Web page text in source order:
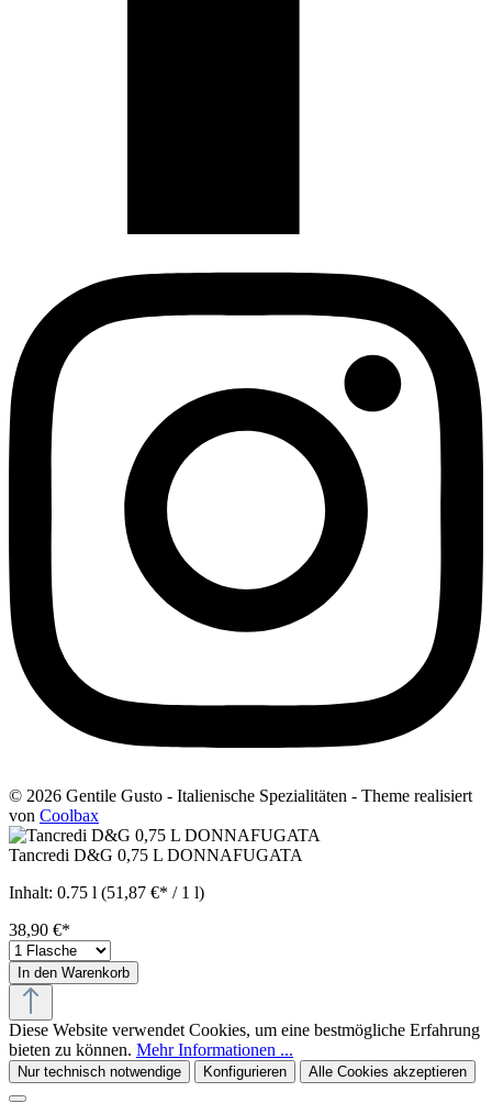
© 2026 Gentile Gusto - Italienische Spezialitäten - Theme realisiert
von Coolbax
Tancredi D&G 0,75 L DONNAFUGATA
Inhalt: 0.75 l (51,87 €* / 1 l)
38,90 €*
In den Warenkorb
Diese Website verwendet Cookies, um eine bestmögliche Erfahrung
bieten zu können. Mehr Informationen ...
Nur technisch notwendige Konfigurieren Alle Cookies akzeptieren